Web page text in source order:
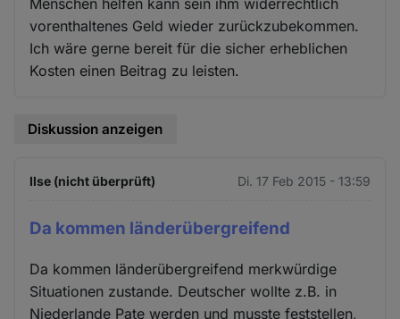
vorenthaltenes Geld wieder zurückzubekommen.
Ich wäre gerne bereit für die sicher erheblichen
Kosten einen Beitrag zu leisten.
Diskussion anzeigen
Ilse (nicht überprüft) Di. 17 Feb 2015 - 13:59
Da kommen länderübergreifend
Da kommen länderübergreifend merkwürdige
Situationen zustande. Deutscher wollte z.B. in
Niederlande Pate werden und musste feststellen,